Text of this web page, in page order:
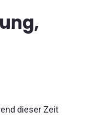
dieser Zeit